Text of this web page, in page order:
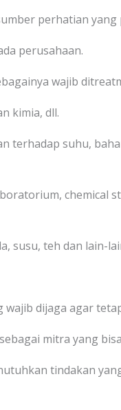
perhatian yang
perusahaan.
wajib
kimia, dll.
terhadap suhu,
chemical
susu, teh dan lain-
dijaga agar
mitra yang
tindakan